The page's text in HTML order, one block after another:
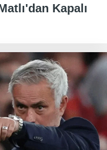
Kapalı